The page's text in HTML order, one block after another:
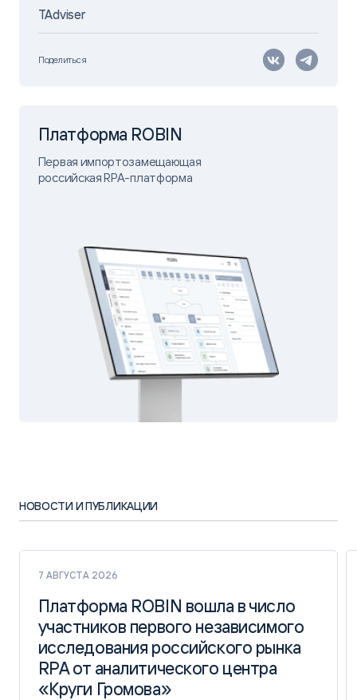
TAdviser
Поделиться
Платформа ROBIN
Первая импортозамещающая
российская RPA-платформа
НОВОСТИ И ПУБЛИКАЦИИ
7 АВГУСТА 2026
Платформа ROBIN вошла в число
участников первого независимого
исследования российского рынка
RPA от аналитического центра
«Круги Громова»
Платформа ROBIN вошла в число
участников первого независимого
исследования российского рынка
RPA от аналитического центра
«Круги Громова»